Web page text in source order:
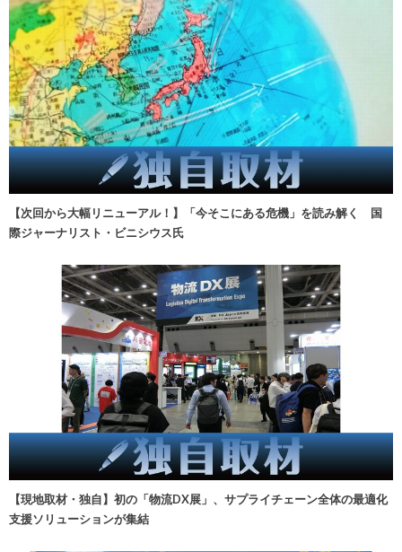
【次回から大幅リニューアル！】「今そこにある危機」を読み解く 国
際ジャーナリスト・ビニシウス氏
【現地取材・独自】初の「物流DX展」、サプライチェーン全体の最適化
支援ソリューションが集結